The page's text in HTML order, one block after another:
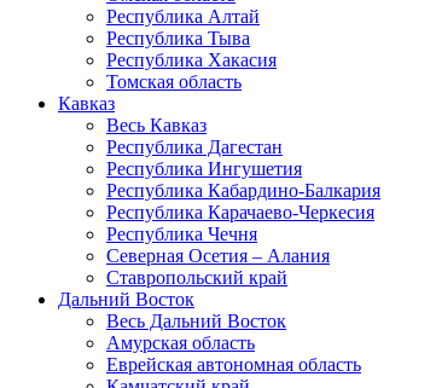
Республика Алтай
Республика Тыва
Республика Хакасия
Томская область
Кавказ
Весь Кавказ
Республика Дагестан
Республика Ингушетия
Республика Кабардино-Балкария
Республика Карачаево-Черкесия
Республика Чечня
Северная Осетия – Алания
Ставропольский край
Дальний Восток
Весь Дальний Восток
Амурская область
Еврейская автономная область